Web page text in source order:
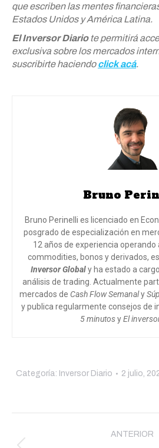
que escriben las mentes
Estados Unidos y América Latina.
El Inversor Diariote permitirá
exclusiva sobre los mercados
suscribirte haciendoclick acá.
Bruno
Bruno Perinelli es licenciado en
posgrado de especialización en
12 años de experiencia operando
commodities, bonos y derivados,
Inversor Globaly ha estado a
análisis de trading. Actualmente
mercados de Cash Flow Semanaly
y publica regularmente consejos de
5 minutosyEl
Categoría: Inversor Diario 2 julio,
entre
ANTERIOR